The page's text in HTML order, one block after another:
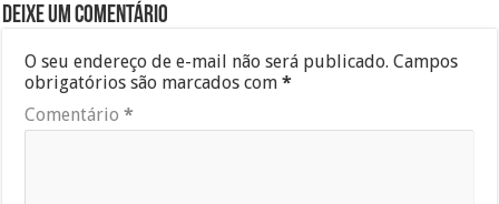
Deixe um comentário
O seu endereço de e-mail não será publicado. Campos
obrigatórios são marcados com*
Comentário*